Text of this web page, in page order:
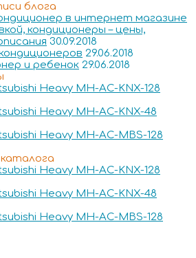
блога
в интернет магазине
кондиционеры – цены,
30.09.2018
29.06.2018
и ребенок 29.06.2018
Heavy MH-AC-KNX-128
Heavy MH-AC-KNX-48
Heavy MH-AC-MBS-128
Heavy MH-AC-KNX-128
Heavy MH-AC-KNX-48
Heavy MH-AC-MBS-128